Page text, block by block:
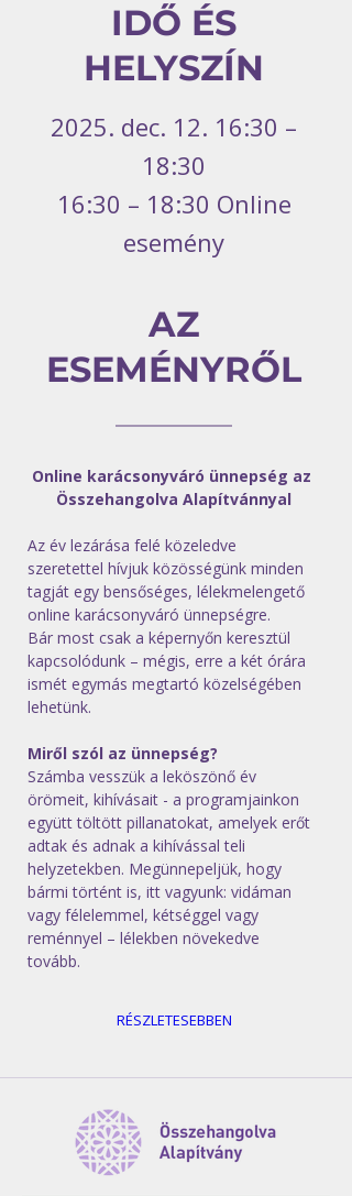
IDŐ ÉS
HELYSZÍN
2025. dec. 12. 16:30 –
18:30
16:30 – 18:30 Online
esemény
AZ
ESEMÉNYRŐL
Online karácsonyváró ünnepség az
Összehangolva Alapítvánnyal
Az év lezárása felé közeledve
szeretettel hívjuk közösségünk minden
tagját egy bensőséges, lélekmelengető
online karácsonyváró ünnepségre.
Bár most csak a képernyőn keresztül
kapcsolódunk – mégis, erre a két órára
ismét egymás megtartó közelségében
lehetünk.
Miről szól az ünnepség?
Számba vesszük a leköszönő év
örömeit, kihívásait - a programjainkon
együtt töltött pillanatokat, amelyek erőt
adtak és adnak a kihívással teli
helyzetekben. Megünnepeljük, hogy
bármi történt is, itt vagyunk: vidáman
vagy félelemmel, kétséggel vagy
reménnyel – lélekben növekedve
tovább.
RÉSZLETESEBBEN